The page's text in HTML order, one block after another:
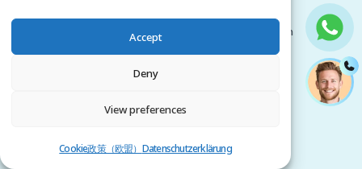
Accept
Deny
View preferences
Cookie政策（欧盟） Datenschutzerklärung
Barthaartransplantation
Transplantation
Hilfreiche Informationen
Bewertungen
Haartransplantation